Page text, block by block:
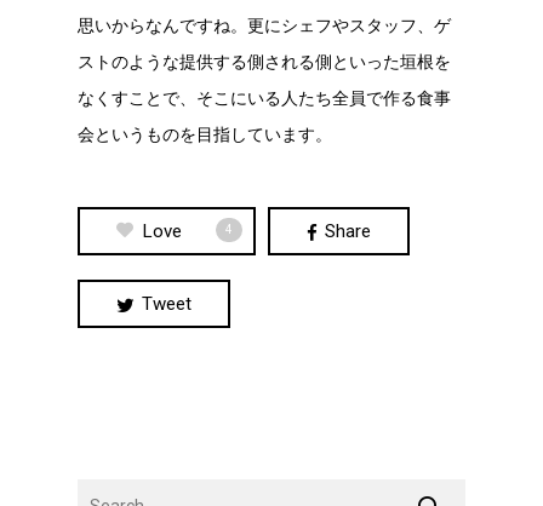
思いからなんですね。更にシェフやスタッフ、ゲ
ストのような提供する側される側といった垣根を
なくすことで、そこにいる人たち全員で作る食事
会というものを目指しています。
Love 4 Share
Tweet